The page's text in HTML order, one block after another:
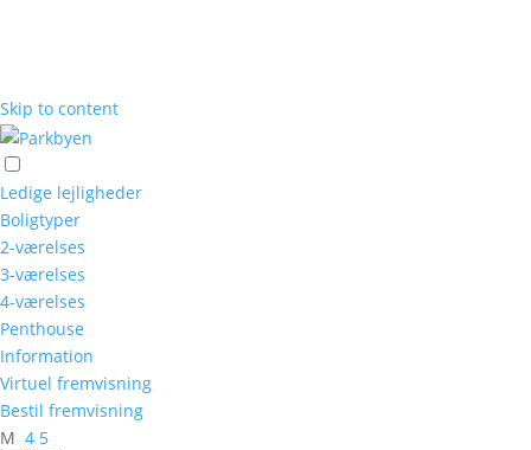
Skip to content
Ledige lejligheder
Boligtyper
2-værelses
3-værelses
4-værelses
Penthouse
Information
Virtuel fremvisning
Bestil fremvisning
M 4 5